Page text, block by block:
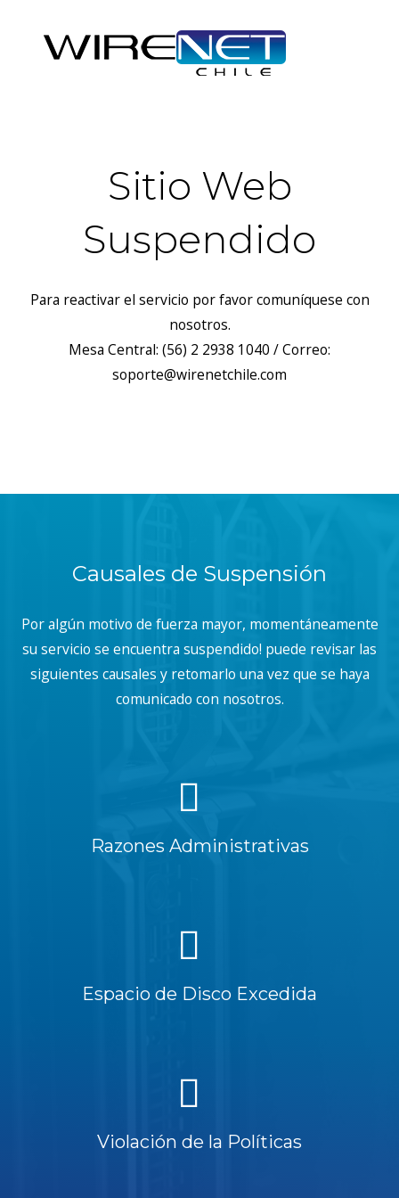
Sitio Web
Suspendido
Para reactivar el servicio por favor comuníquese con
nosotros.
Mesa Central: (56) 2 2938 1040 / Correo:
soporte@wirenetchile.com
Causales de Suspensión
Por algún motivo de fuerza mayor, momentáneamente
su servicio se encuentra suspendido! puede revisar las
siguientes causales y retomarlo una vez que se haya
comunicado con nosotros.
Razones Administrativas
Espacio de Disco Excedida
Violación de la Políticas